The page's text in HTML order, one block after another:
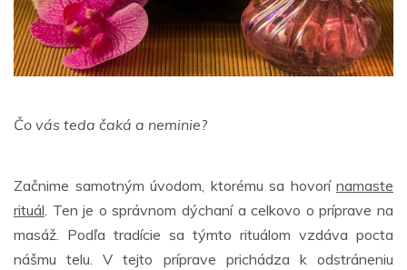
Čo vás teda čaká a neminie?
Začnime samotným úvodom, ktorému sa hovorí namaste
rituál. Ten je o správnom dýchaní a celkovo o príprave na
masáž. Podľa tradície sa týmto rituálom vzdáva pocta
nášmu telu. V tejto príprave prichádza k odstráneniu